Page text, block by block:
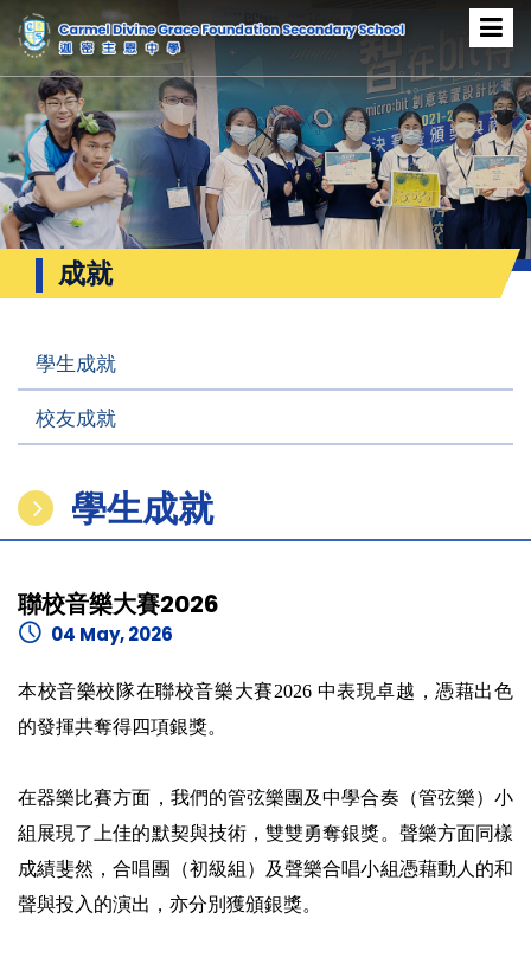
成就
學生成就
校友成就
學生成就
聯校音樂大賽2026
04 May, 2026
本校音樂校隊在聯校音樂大賽2026 中表現卓越，憑藉出色
的發揮共奪得四項銀獎。
在器樂比賽方面，我們的管弦樂團及中學合奏（管弦樂）小
組展現了上佳的默契與技術，雙雙勇奪銀獎。聲樂方面同樣
成績斐然，合唱團（初級組）及聲樂合唱小組憑藉動人的和
聲與投入的演出，亦分別獲頒銀獎。